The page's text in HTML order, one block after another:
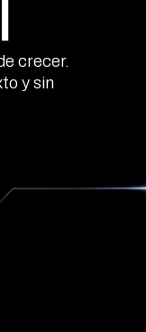
crecer.
y sin